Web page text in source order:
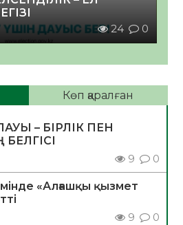
24 0
Көп қаралған
– БІРЛІК ПЕН
9 0
«Алғашқы қызмет
9 0